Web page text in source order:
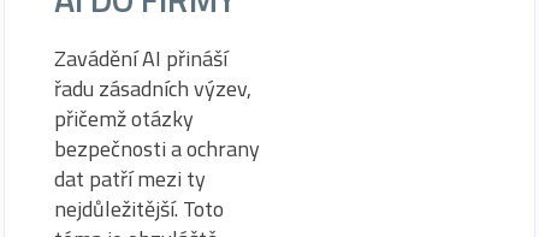
Zavádění AI přináší
řadu zásadních výzev,
přičemž otázky
bezpečnosti a ochrany
dat patří mezi ty
nejdůležitější. Toto